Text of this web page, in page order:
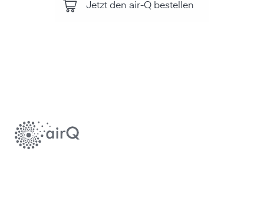
Jetzt den air-Q bestellen